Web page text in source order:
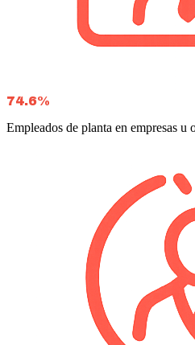
74.6%
Empleados de planta en empresas u